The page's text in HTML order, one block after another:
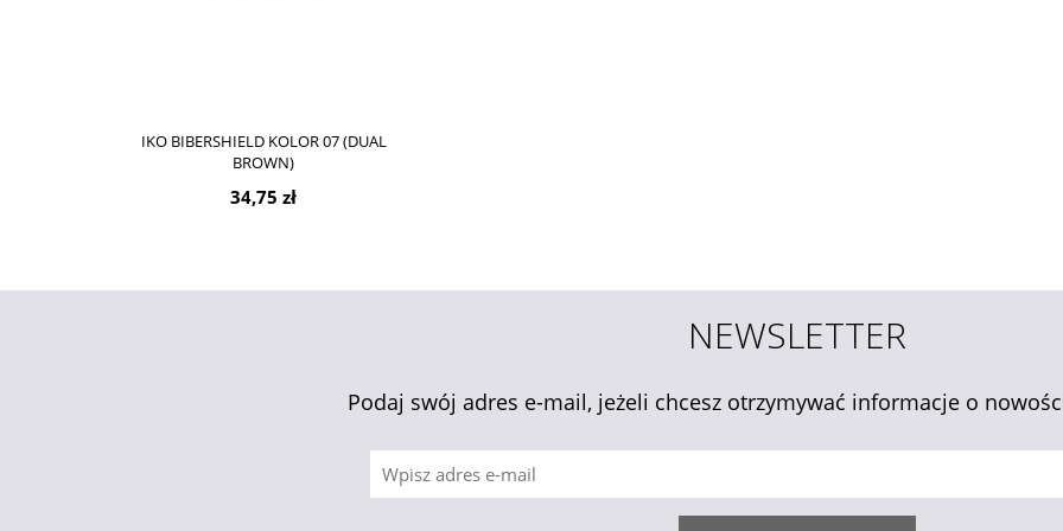
IKO BIBERSHIELD KOLOR 07 (DUAL
BROWN)
34,75 zł
NEWSLETTER
Podaj swój adres e-mail, jeżeli chcesz otrzymywać informacje o